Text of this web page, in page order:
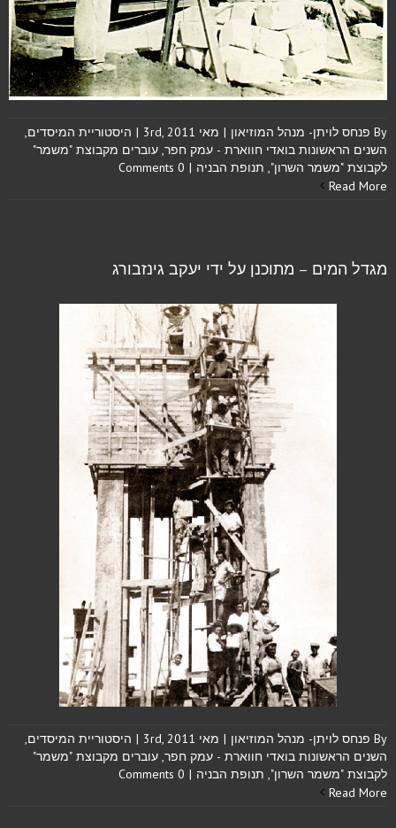
By פנחס לויתן- מנהל המוזיאון | מאי 3rd, 2011 | היסטוריית המיסדים,
השנים הראשונות בואדי חווארת - עמק חפר, עוברים מקבוצת "משמר"
לקבוצת "משמר השרון", תנופת הבניה |
0 Comments
Read More
מגדל המים – מתוכנן על ידי יעקב גינזבורג
By פנחס לויתן- מנהל המוזיאון | מאי 3rd, 2011 | היסטוריית המיסדים,
השנים הראשונות בואדי חווארת - עמק חפר, עוברים מקבוצת "משמר"
לקבוצת "משמר השרון", תנופת הבניה |
0 Comments
Read More